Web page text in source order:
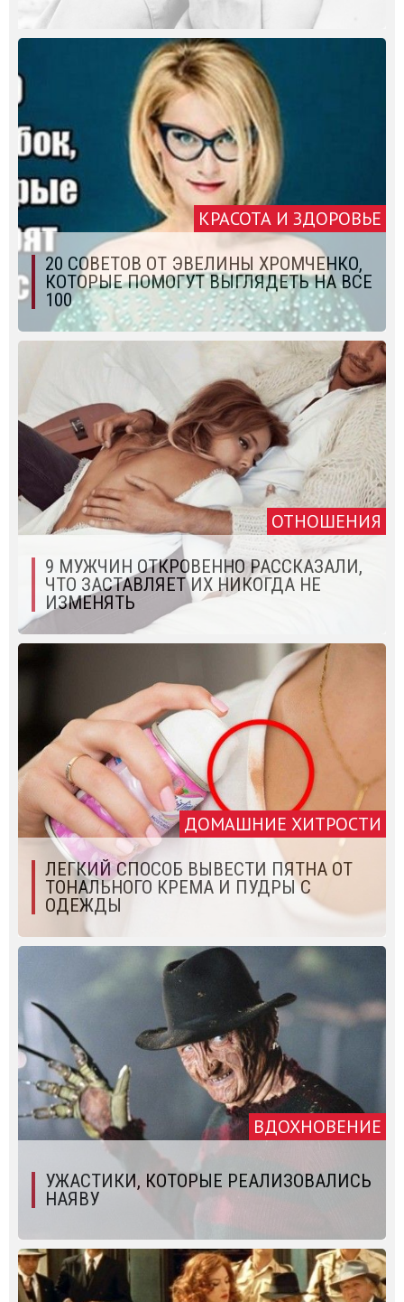
КРАСОТА И ЗДОРОВЬЕ
20 СОВЕТОВ ОТ ЭВЕЛИНЫ ХРОМЧЕНКО,
КОТОРЫЕ ПОМОГУТ ВЫГЛЯДЕТЬ НА ВСЕ
100
ОТНОШЕНИЯ
9 МУЖЧИН ОТКРОВЕННО РАССКАЗАЛИ,
ЧТО ЗАСТАВЛЯЕТ ИХ НИКОГДА НЕ
ИЗМЕНЯТЬ
ДОМАШНИЕ ХИТРОСТИ
ЛЕГКИЙ СПОСОБ ВЫВЕСТИ ПЯТНА ОТ
ТОНАЛЬНОГО КРЕМА И ПУДРЫ С
ОДЕЖДЫ
ВДОХНОВЕНИЕ
УЖАСТИКИ, КОТОРЫЕ РЕАЛИЗОВАЛИСЬ
НАЯВУ